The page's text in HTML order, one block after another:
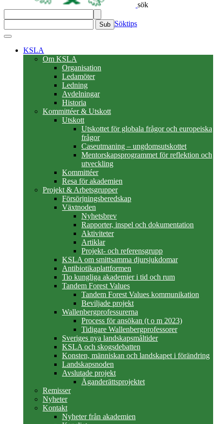
sök
Sub Söktips
KSLA
Om KSLA
Organisation
Ledamöter
Ledning
Avdelningar
Historia
Kommittéer & Utskott
Utskott
Utskottet för globala frågor och europeiska
frågor
Caseutmaning – ungdomsutskottet
Mentorskapsprogrammet för reflektion och
utveckling
Kommittéer
Resa för akademien
Projekt & Arbetsgrupper
Försörjningsberedskap
Växtnoden
Nyhetsbrev
Rapporter, inspel och dokumentation
Aktiviteter
Artiklar
Projekt- och referensgrupp
KSLA om smittsamma djursjukdomar
Antibiotikaplattformen
Tio kungliga akademier i tid och rum
Tandem Forest Values
Tandem Forest Values kommunikation
Beviljade projekt
Wallenbergprofessurerna
Process för ansökan (t o m 2023)
Tidigare Wallenbergprofessorer
Sveriges nya landskapsmåltider
KSLA och skogsdebatten
Konsten, människan och landskapet i förändring
Landskapsnoden
Avslutade projekt
Äganderättsprojektet
Remisser
Nyheter
Kontakt
Nyheter från akademien